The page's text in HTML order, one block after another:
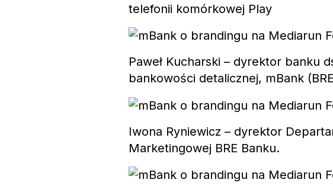
telefonii komórkowej Play
Paweł Kucharski – dyrektor banku
bankowości detalicznej, mBank
Iwona Ryniewicz – dyrektor
Marketingowej BRE Banku.